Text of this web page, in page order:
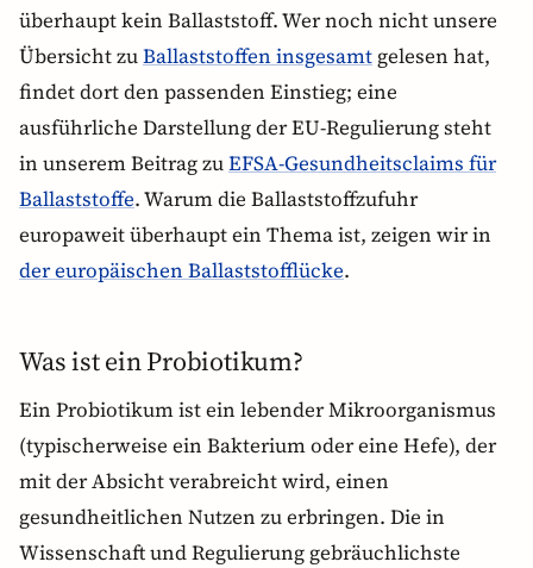
überhaupt kein Ballaststoff. Wer noch nicht unsere
Übersicht zuBallaststoffen insgesamt gelesen hat,
findet dort den passenden Einstieg; eine
ausführliche Darstellung der EU-Regulierung steht
in unserem Beitrag zuEFSA-Gesundheitsclaims für
Ballaststoffe. Warum die Ballaststoffzufuhr
europaweit überhaupt ein Thema ist, zeigen wir in
der europäischen Ballaststofflücke.
Was ist ein Probiotikum?
Ein Probiotikum ist ein lebender Mikroorganismus
(typischerweise ein Bakterium oder eine Hefe), der
mit der Absicht verabreicht wird, einen
gesundheitlichen Nutzen zu erbringen. Die in
Wissenschaft und Regulierung gebräuchlichste